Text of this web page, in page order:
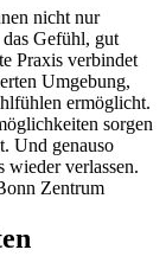
nicht nur
Gefühl, gut
Praxis verbindet
Umgebung,
ermöglicht.
sorgen
Und genauso
wieder verlassen.